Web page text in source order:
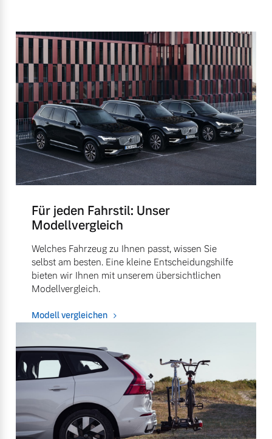
Für jeden Fahrstil: Unser
Modellvergleich
Welches Fahrzeug zu Ihnen passt, wissen Sie
selbst am besten. Eine kleine Entscheidungshilfe
bieten wir Ihnen mit unserem übersichtlichen
Modellvergleich.
Modell vergleichen